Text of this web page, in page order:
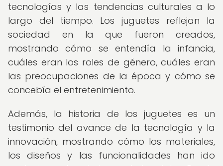
tecnologías y las tendencias culturales a lo
largo del tiempo. Los juguetes reflejan la
sociedad en la que fueron creados,
mostrando cómo se entendía la infancia,
cuáles eran los roles de género, cuáles eran
las preocupaciones de la época y cómo se
concebía el entretenimiento.
Además, la historia de los juguetes es un
testimonio del avance de la tecnología y la
innovación, mostrando cómo los materiales,
los diseños y las funcionalidades han ido